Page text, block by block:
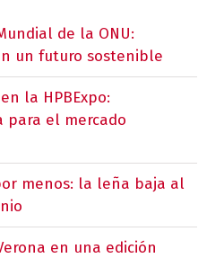
de la ONU:
un futuro sostenible
la HPBExpo:
para el mercado
menos: la leña baja al
en una edición